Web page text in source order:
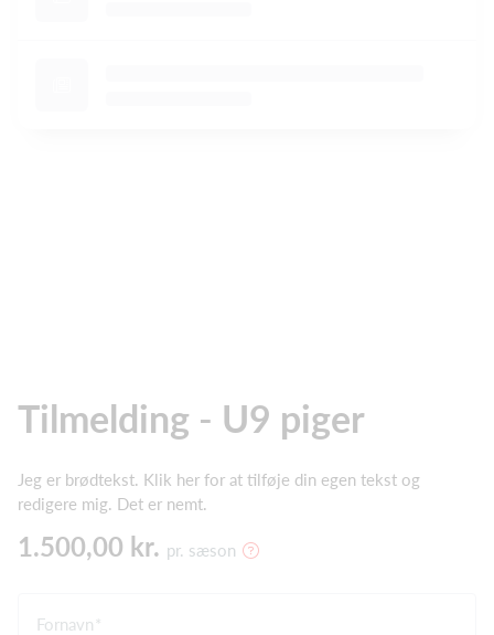
Tilmelding - U9 piger
Jeg er brødtekst. Klik her for at tilføje din egen tekst og
redigere mig. Det er nemt.
1.500,00 kr. pr. sæson
Fornavn